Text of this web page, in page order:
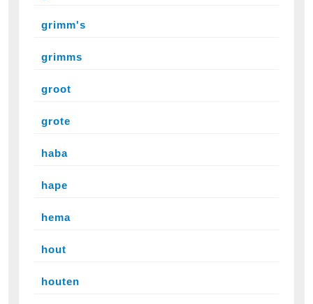
grimm's
grimms
groot
grote
haba
hape
hema
hout
houten